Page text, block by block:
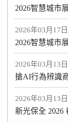
2026年03月17日
2026年03月13日
搶AI行為辨識
2026年03月13日